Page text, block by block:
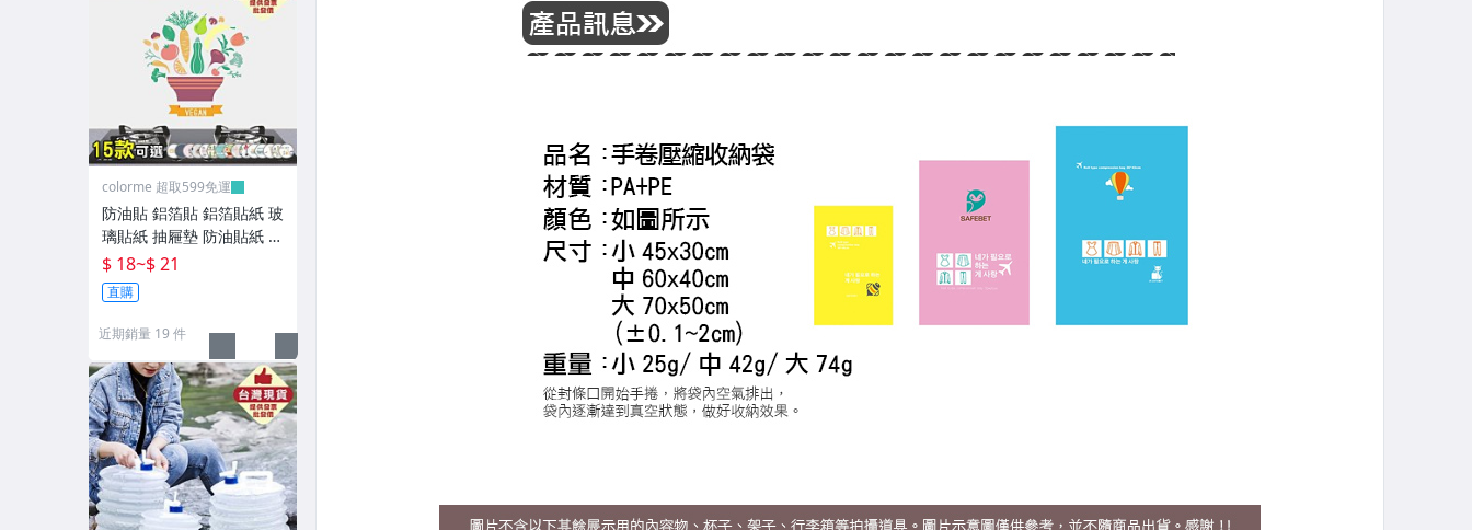
▼廚房用品▼
盤/碗/碟/餐具
料理/烘焙
調料瓶
瀝水籃/架/蒸架
杯墊/桌墊/隔熱墊/桌布
保溫杯/悶燒罐/便當袋
牙刷架/漱口杯
清潔工具
清潔紙巾/清潔慕斯
抹布毛巾
colorme 超取599免運
防油貼 鋁箔貼 鋁箔貼紙 玻
璃貼紙 抽屜墊 防油貼紙 瓷
磚貼紙 萬用防油貼【N03
2】Color_me
$ 18~$ 21
直購
近期銷量 19 件